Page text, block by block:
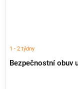
Bezpečnostní obuv
1 - 2 týdny